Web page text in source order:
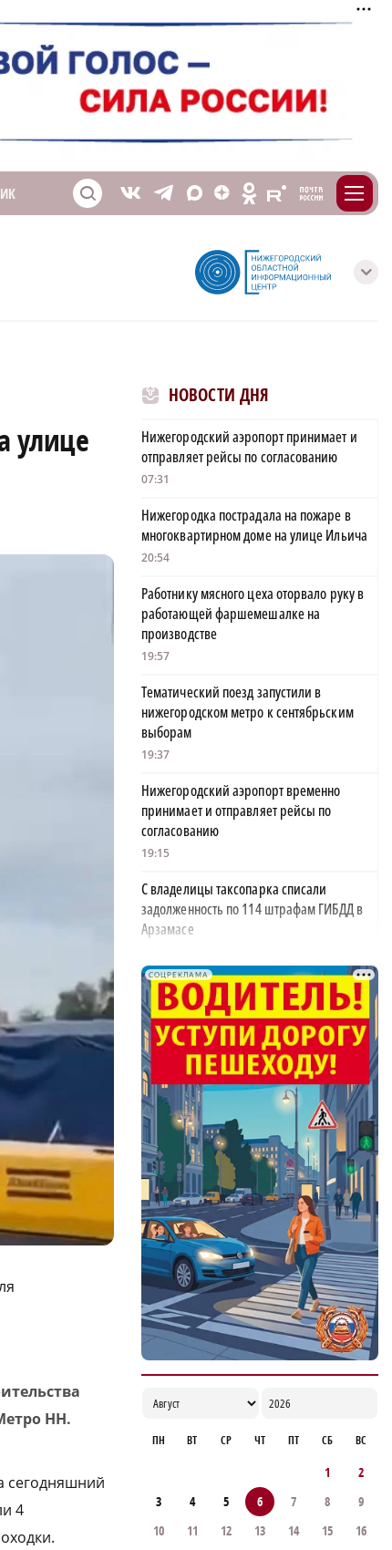
S V T X Z O E m
с
улице
НН.
сегодняшний
4
НОВОСТИ ДНЯ
Нижегородский аэропорт принимает и
отправляет рейсы по согласованию
07:31
Нижегородка пострадала на пожаре в
многоквартирном доме на улице Ильича
20:54
Работнику мясного цеха оторвало руку в
работающей фаршемешалке на
производстве
19:57
Тематический поезд запустили в
нижегородском метро к сентябрьским
выборам
19:37
Нижегородский аэропорт временно
принимает и отправляет рейсы по
согласованию
19:15
С владелицы таксопарка списали
задолженность по 114 штрафам ГИБДД в
Арзамасе
На 12 млрд рублей уменьшился госдолг
Нижегородской области
18:39
В Нижегородской области тестируют
дроны для контроля сброса мусора
18:37
В Нижегородской области выделят 10 млн
рублей на поддержку «СВОё дело»
18:08
34 млрд рублей направят на поддержку
нижегородских семей в этом году
18:03
СОЦРЕКЛАМА
ПН ВТ СР ЧТ ПТ СБ ВС
1
2
3
4 5 6 7 8
9
10
11 12 13 14 15
16